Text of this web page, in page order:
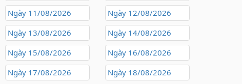
Ngày 11/08/2026
Ngày 12/08/2026
Ngày 13/08/2026
Ngày 14/08/2026
Ngày 15/08/2026
Ngày 16/08/2026
Ngày 17/08/2026
Ngày 18/08/2026